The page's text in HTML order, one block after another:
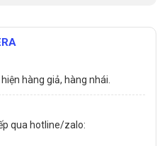
hàng giả, hàng nhái.
qua hotline/zalo: